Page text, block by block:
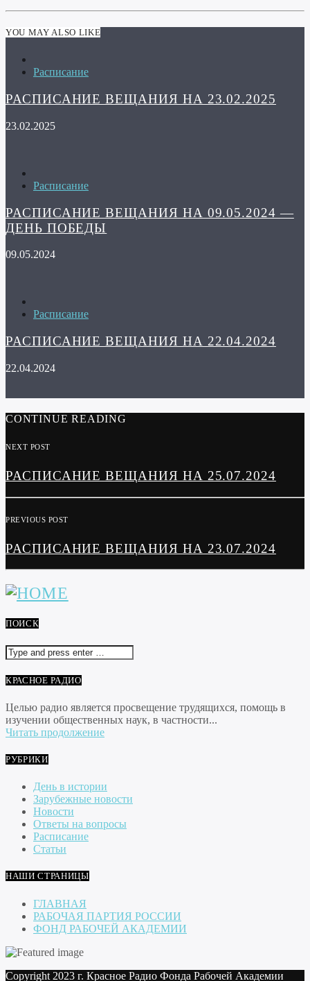
YOU MAY ALSO LIKE
Расписание
РАСПИСАНИЕ ВЕЩАНИЯ НА 23.02.2025
23.02.2025
Расписание
РАСПИСАНИЕ ВЕЩАНИЯ НА 09.05.2024 —
ДЕНЬ ПОБЕДЫ
09.05.2024
Расписание
РАСПИСАНИЕ ВЕЩАНИЯ НА 22.04.2024
22.04.2024
CONTINUE READING
NEXT POST
РАСПИСАНИЕ ВЕЩАНИЯ НА 25.07.2024
PREVIOUS POST
РАСПИСАНИЕ ВЕЩАНИЯ НА 23.07.2024
ПОИСК
КРАСНОЕ РАДИО
Целью радио является просвещение трудящихся, помощь в
изучении общественных наук, в частности...
Читать продолжение
РУБРИКИ
День в истории
Зарубежные новости
Новости
Ответы на вопросы
Расписание
Статьи
НАШИ СТРАНИЦЫ
ГЛАВНАЯ
РАБОЧАЯ ПАРТИЯ РОССИИ
ФОНД РАБОЧЕЙ АКАДЕМИИ
Copyright 2023 г. Красное Радио Фонда Рабочей Академии